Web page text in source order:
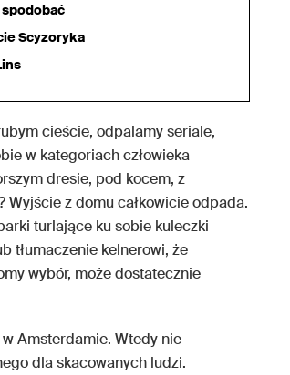
Scyzoryka
cieście, odpalamy seriale,
w kategoriach człowieka
dresie, pod kocem, z
z domu całkowicie odpada.
turlające ku sobie kuleczki
tłumaczenie kelnerowi, że
wybór, może dostatecznie
Amsterdamie. Wtedy nie
dla skacowanych ludzi.